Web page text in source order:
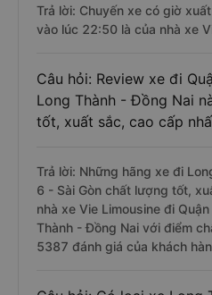
Trả lời: Chuyến xe có giờ
vào lúc 22:50 là của nhà xe
Câu hỏi: Review xe đi
Long Thành - Đồng Nai
tốt, xuất sắc, cao cấp
Trả lời: Những hãng xe đi
6 - Sài Gòn chất lượng tốt,
nhà xe Vie Limousine đi
Thành - Đồng Nai với điểm
5387 đánh giá của khách